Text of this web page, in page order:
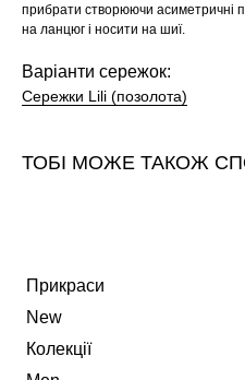
прибрати створюючи асиметричні
на ланцюг і носити на шиї.
Варіанти сережок:
Сережки Lili (позолота)
ТОБІ МОЖЕ ТАКОЖ
Прикраси
New
Колекції